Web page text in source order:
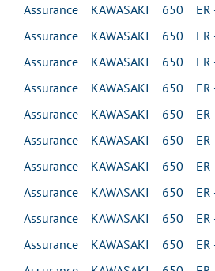
Assurance KAWASAKI 650 ER
Assurance KAWASAKI 650 ER
Assurance KAWASAKI 650 ER
Assurance KAWASAKI 650 ER
Assurance KAWASAKI 650 ER -
Assurance KAWASAKI 650 ER -
Assurance KAWASAKI 650 ER -
Assurance KAWASAKI 650 ER -
Assurance KAWASAKI 650 ER -
Assurance KAWASAKI 650 ER -